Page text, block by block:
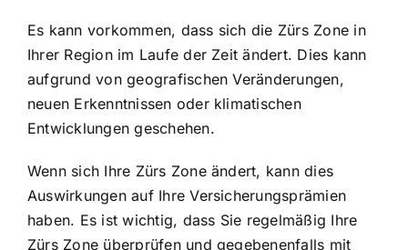
Es kann vorkommen, dass sich die Zürs Zone in
Ihrer Region im Laufe der Zeit ändert. Dies kann
aufgrund von geografischen Veränderungen,
neuen Erkenntnissen oder klimatischen
Entwicklungen geschehen.
Wenn sich Ihre Zürs Zone ändert, kann dies
Auswirkungen auf Ihre Versicherungsprämien
haben. Es ist wichtig, dass Sie regelmäßig Ihre
Zürs Zone überprüfen und gegebenenfalls mit